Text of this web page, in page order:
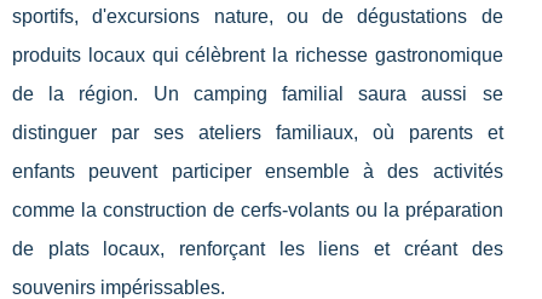
sportifs, d'excursions nature, ou de dégustations de
produits locaux qui célèbrent la richesse gastronomique
de la région. Un camping familial saura aussi se
distinguer par ses ateliers familiaux, où parents et
enfants peuvent participer ensemble à des activités
comme la construction de cerfs-volants ou la préparation
de plats locaux, renforçant les liens et créant des
souvenirs impérissables.